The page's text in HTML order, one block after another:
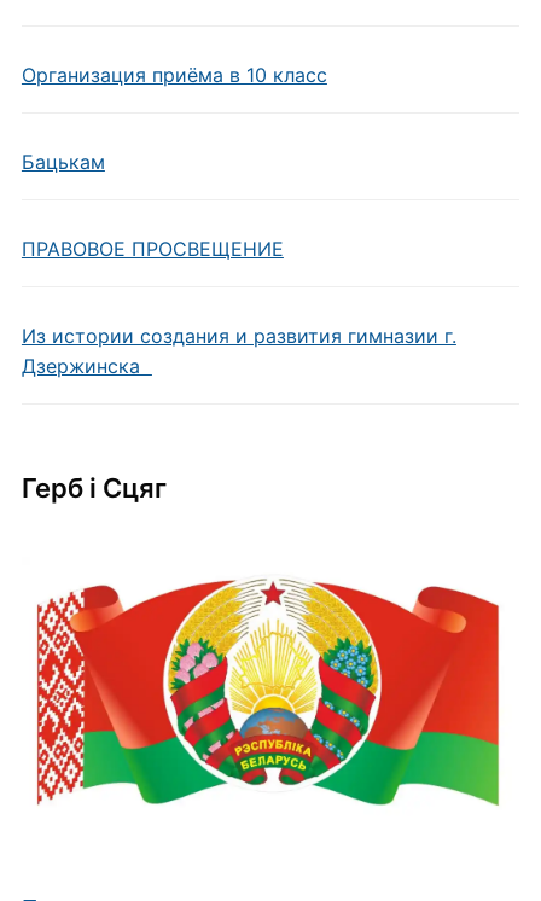
Организация приёма в 10 класс
Бацькам
ПРАВОВОЕ ПРОСВЕЩЕНИЕ
Из истории создания и развития гимназии г.
Дзержинска
Герб i Сцяг